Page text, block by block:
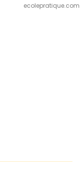
ecolepratique.com